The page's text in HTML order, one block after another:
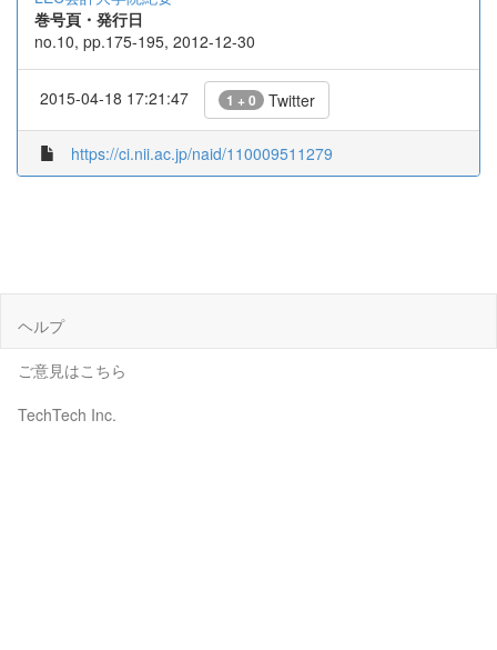
巻号頁・発行日
no.10, pp.175-195, 2012-12-30
2015-04-18 17:21:47 1 + 0 Twitter
https://ci.nii.ac.jp/naid/110009511279
ヘルプ
ご意見はこちら
TechTech Inc.